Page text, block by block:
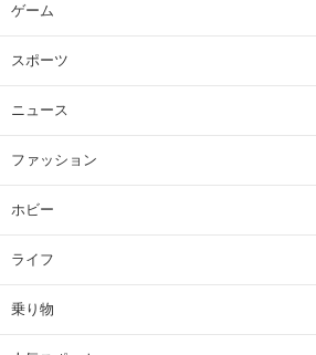
ゲーム
スポーツ
ニュース
ファッション
ホビー
ライフ
乗り物